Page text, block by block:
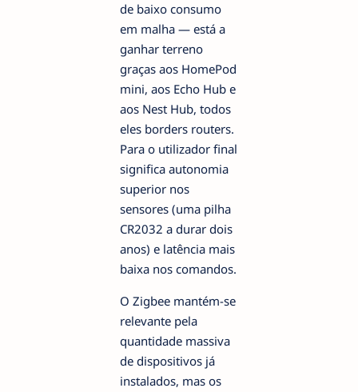
de baixo consumo
em malha — está a
ganhar terreno
graças aos HomePod
mini, aos Echo Hub e
aos Nest Hub, todos
eles borders routers.
Para o utilizador final
significa autonomia
superior nos
sensores (uma pilha
CR2032 a durar dois
anos) e latência mais
baixa nos comandos.
O Zigbee mantém-se
relevante pela
quantidade massiva
de dispositivos já
instalados, mas os